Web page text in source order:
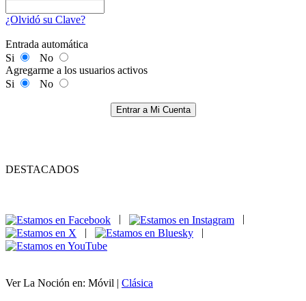
¿Olvidó su Clave?
Entrada automática
Si
No
Agregarme a los usuarios activos
Si
No
Entrar a Mi Cuenta
DESTACADOS
|
|
Ver La Noción en: Móvil | Clásica